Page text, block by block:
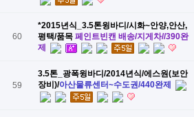
60
*2015년식_3.5톤윙바디/시화~안양,안산,
평택/품목 ​페인트빈캔 배송/지게차//390완
제
59
3.5톤_광폭윙바디/2014년식/에스원(보안
장비)/​아산물류센터~수도권/440완제